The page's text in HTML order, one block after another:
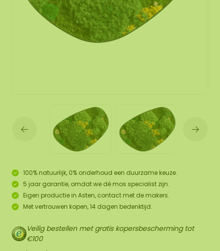
100% natuurlijk, 0% onderhoud een duurzame keuze.
5 jaar garantie, omdat we dé mos specialist zijn.
Eigen productie in Asten, contact met de makers.
Met vertrouwen kopen, 14 dagen bedenktijd.
Veilig bestellen met gratis kopersbescherming tot
€100